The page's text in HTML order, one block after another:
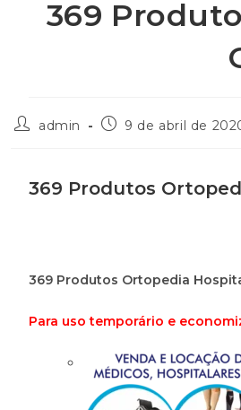
369
admin 9 de abril de
369 Produtos
369 Produtos Ortopedia
Para uso temporário e